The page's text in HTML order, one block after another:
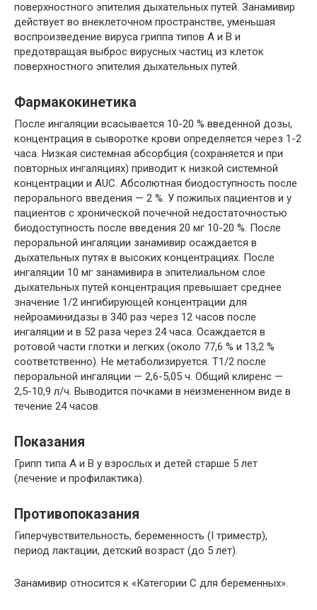
поверхностного эпителия дыхательных путей. Занамивир
действует во внеклеточном пространстве, уменьшая
воспроизведение вируса гриппа типов А и В и
предотвращая выброс вирусных частиц из клеток
поверхностного эпителия дыхательных путей.
Фармакокинетика
После ингаляции всасывается 10-20 % введенной дозы,
концентрация в сыворотке крови определяется через 1-2
часа. Низкая системная абсорбция (сохраняется и при
повторных ингаляциях) приводит к низкой системной
концентрации и AUC. Абсолютная биодоступность после
перорального введения — 2 %. У пожилых пациентов и у
пациентов с хронической почечной недостаточностью
биодоступность после введения 20 мг 10-20 %. После
пероральной ингаляции занамивир осаждается в
дыхательных путях в высоких концентрациях. После
ингаляции 10 мг занамивира в эпителиальном слое
дыхательных путей концентрация превышает среднее
значение 1/2 ингибирующей концентрации для
нейроаминидазы в 340 раз через 12 часов после
ингаляции и в 52 раза через 24 часа. Осаждается в
ротовой части глотки и легких (около 77,6 % и 13,2 %
соответственно). Не метаболизируется. T1/2 после
пероральной ингаляции — 2,6-5,05 ч. Общий клиренс —
2,5-10,9 л/ч. Выводится почками в неизмененном виде в
течение 24 часов.
Показания
Грипп типа А и В у взрослых и детей старше 5 лет
(лечение и профилактика).
Противопоказания
Гиперчувствительность, беременность (I триместр),
период лактации, детский возраст (до 5 лет).
Занамивир относится к «Категории С для беременных».